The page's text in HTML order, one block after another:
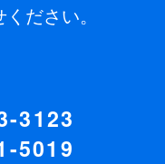
ださい。
3123
5019